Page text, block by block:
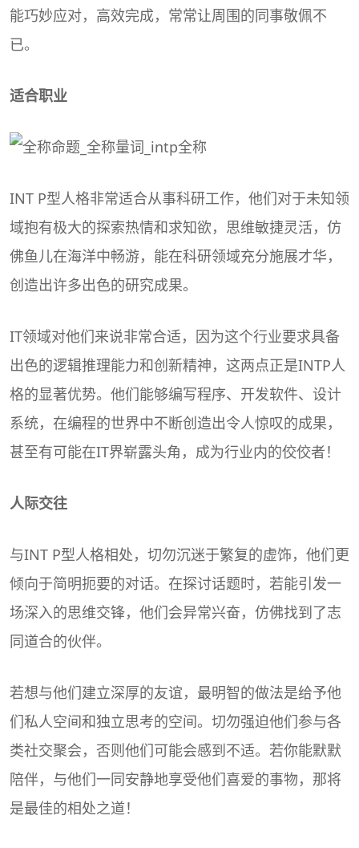
能巧妙应对，高效完成，常常让周围的同事敬佩不
已。
适合职业
INT P型人格非常适合从事科研工作，他们对于未知领
域抱有极大的探索热情和求知欲，思维敏捷灵活，仿
佛鱼儿在海洋中畅游，能在科研领域充分施展才华，
创造出许多出色的研究成果。
IT领域对他们来说非常合适，因为这个行业要求具备
出色的逻辑推理能力和创新精神，这两点正是INTP人
格的显著优势。他们能够编写程序、开发软件、设计
系统，在编程的世界中不断创造出令人惊叹的成果，
甚至有可能在IT界崭露头角，成为行业内的佼佼者！
人际交往
与INT P型人格相处，切勿沉迷于繁复的虚饰，他们更
倾向于简明扼要的对话。在探讨话题时，若能引发一
场深入的思维交锋，他们会异常兴奋，仿佛找到了志
同道合的伙伴。
若想与他们建立深厚的友谊，最明智的做法是给予他
们私人空间和独立思考的空间。切勿强迫他们参与各
类社交聚会，否则他们可能会感到不适。若你能默默
陪伴，与他们一同安静地享受他们喜爱的事物，那将
是最佳的相处之道！